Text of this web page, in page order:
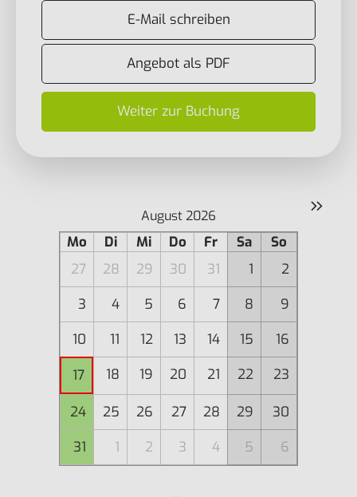
E-Mail schreiben
Angebot als PDF
Weiter zur Buchung
»
August 2026
Mo Di Mi Do Fr Sa
So
27
28 29 30 31 1
2
3
4 5 6 7 8
9
10
11 12 13 14 15
16
17
18 19 20 21 22 23
24 25 26 27 28 29
30
31
1 2 3 4 5 6